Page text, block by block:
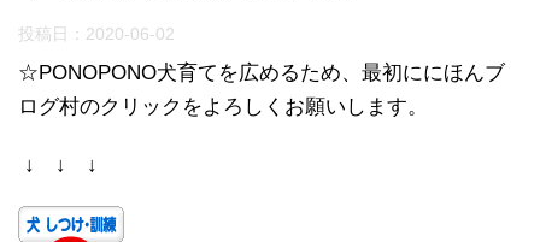
投稿日： 2020-06-02
☆PONOPONO犬育てを広めるため、最初ににほんブ
ログ村のクリックをよろしくお願いします。
↓ ↓ ↓